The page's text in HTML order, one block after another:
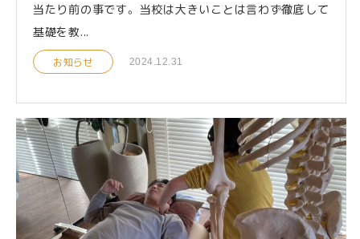
当たり前の事です。 当校は大きいことは言わず徹底して
基礎を教...
お知らせ 2024.12.31